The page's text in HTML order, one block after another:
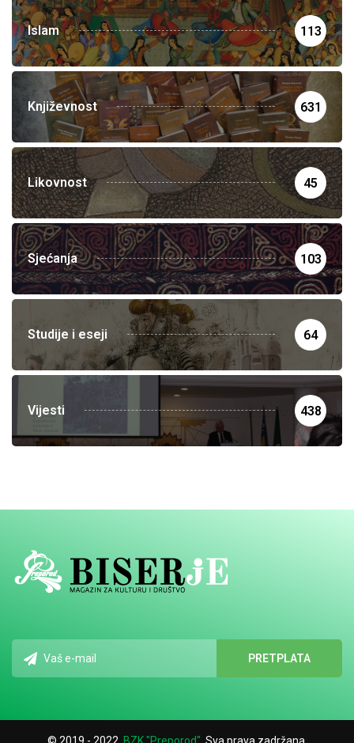
Islam 113
Književnost 631
Likovnost 45
Sjećanja 103
Studije i eseji 64
Vijesti 438
© 2019 - 2022. BZK "Preporod" . Sva prava zadržana.